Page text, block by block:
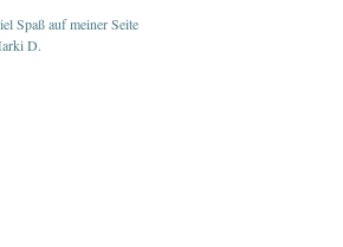
Spaß auf meiner Seite
D.